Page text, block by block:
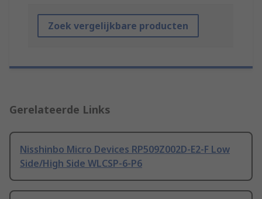
Zoek vergelijkbare producten
Gerelateerde Links
Nisshinbo Micro Devices RP509Z002D-E2-F Low
Side/High Side WLCSP-6-P6